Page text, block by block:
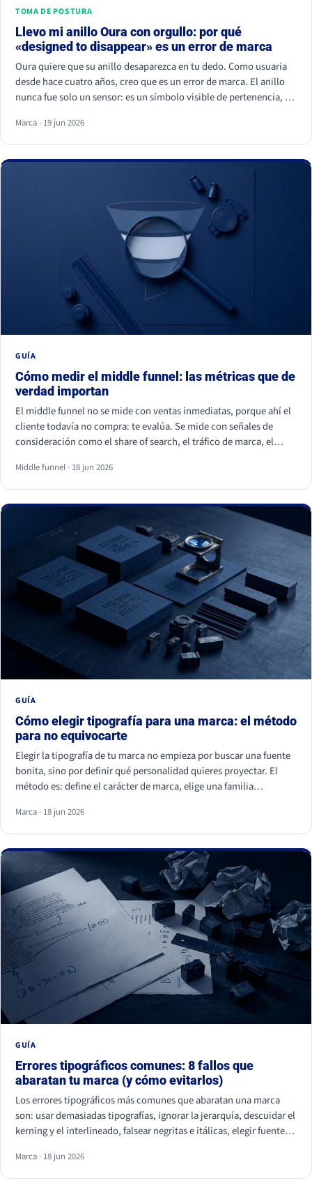
TOMA DE POSTURA
Llevo mi anillo Oura con orgullo: por qué
«designed to disappear» es un error de marca
Oura quiere que su anillo desaparezca en tu dedo. Como usuaria
desde hace cuatro años, creo que es un error de marca. El anillo
nunca fue solo un sensor: es un símbolo visible de pertenencia, un
símbolo, apagas a la comunidad que lo hizo valer.
Marca · 19 jun 2026
GUÍA
Cómo medir el middle funnel: las métricas que de
verdad importan
El middle funnel no se mide con ventas inmediatas, porque ahí el
cliente todavía no compra: te evalúa. Se mide con señales de
consideración como el share of search, el tráfico de marca, el
lead (MQL a SQL). Las impresiones, los likes y los seguidores no
cuentan: son volumen, no preferencia.
Middle funnel · 18 jun 2026
GUÍA
Cómo elegir tipografía para una marca: el método
para no equivocarte
Elegir la tipografía de tu marca no empieza por buscar una fuente
bonita, sino por definir qué personalidad quieres proyectar. El
método es: define el carácter de marca, elige una familia
legibilidad en todos tus soportes, comprueba la licencia
comercial y asegúrate de ser distinto a tu competencia. La fuente
es lo último; la estrategia es lo primero.
Marca · 18 jun 2026
GUÍA
Errores tipográficos comunes: 8 fallos que
abaratan tu marca (y cómo evitarlos)
Los errores tipográficos más comunes que abaratan una marca
son: usar demasiadas tipografías, ignorar la jerarquía, descuidar el
kerning y el interlineado, falsear negritas e itálicas, elegir fuentes
licencia y ser idéntico a la competencia. Casi ninguno se nota de
uno en uno, pero juntos hacen que tu marca parezca improvisada.
Marca · 18 jun 2026